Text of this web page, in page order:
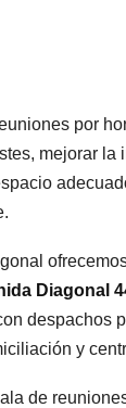
por
mejorar la
Diagonal
despachos
y
de